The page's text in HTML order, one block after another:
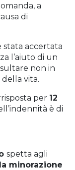
a
di
stata accertata
l’aiuto di un
non in
vita.
per 12
è di
spetta agli
minorazione